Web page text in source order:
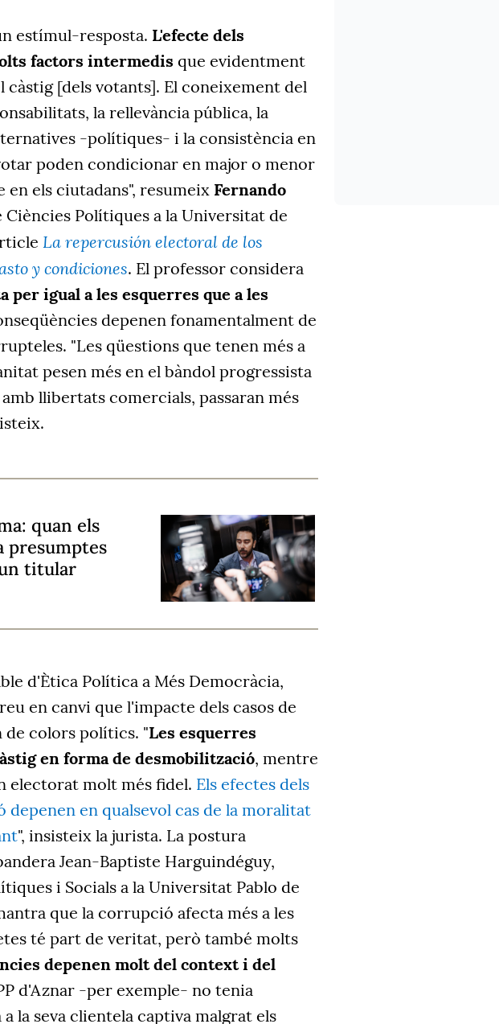
estímul-resposta. L'efecte dels
factors intermedis que evidentment
[dels votants]. El coneixement del
la rellevància pública, la
-polítiques- i la consistència en
poden condicionar en major o menor
en els ciutadans", resumeix Fernando
Polítiques a la Universitat de
La repercusión electoral de los
y condiciones. El professor considera
per igual a les esquerres que a les
depenen fonamentalment de
"Les qüestions que tenen més a
pesen més en el bàndol progressista
llibertats comercials, passaran més
quan els
presumptes
titular
d'Ètica Política a Més Democràcia,
en canvi que l'impacte dels casos de
colors polítics. "Les esquerres
en forma de desmobilització, mentre
electorat molt més fidel. Els efectes dels
en qualsevol cas de la moralitat
", insisteix la jurista. La postura
Jean-Baptiste Harguindéguy,
i Socials a la Universitat Pablo de
que la corrupció afecta més a les
té part de veritat, però també molts
depenen molt del context i del
d'Aznar -per exemple- no tenia
la seva clientela captiva malgrat els